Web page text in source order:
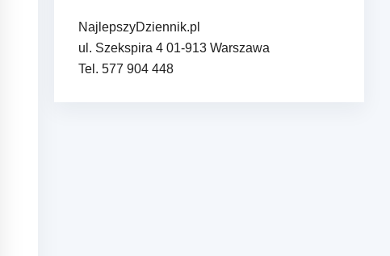
NajlepszyDziennik.pl
ul. Szekspira 4 01-913 Warszawa
Tel. 577 904 448